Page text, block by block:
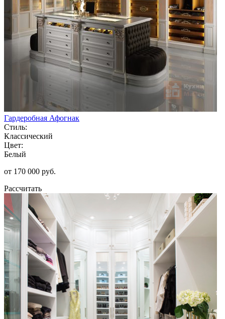
Гардеробная Афогнак
Стиль:
Классический
Цвет:
Белый
от 170 000 руб.
Рассчитать